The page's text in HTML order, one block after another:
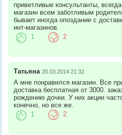
приветливые консультанты,
магазин всем заботливым
бывает иногда опоздание с
инт-магазинов.
1 2
Татьяна 20.03.2014 21:32
А мне понравился магазин. Все
доставка бесплатная от 3000.
рождению дочки. У них акции
конечно, но все же.
1 2